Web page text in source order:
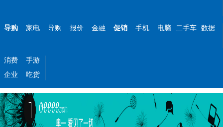
导购 家电 导购 报价 金融 促销 手机 电脑 二手车 数据
消费
手游
企业
吃货